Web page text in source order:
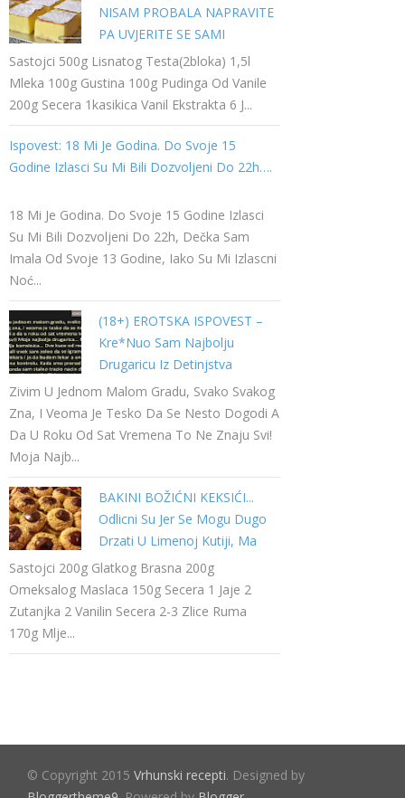
NISAM PROBALA NAPRAVITE
PA UVJERITE SE SAMI
Sastojci 500g Lisnatog Testa(2bloka) 1,5l
Mleka 100g Gustina 100g Pudinga Od Vanile
200g Secera 1kasikica Vanil Ekstrakta 6 J...
Ispovest: 18 Mi Je Godina. Do Svoje 15
Godine Izlasci Su Mi Bili Dozvoljeni Do 22h….
18 Mi Je Godina. Do Svoje 15 Godine Izlasci
Su Mi Bili Dozvoljeni Do 22h, Dečka Sam
Imala Od Svoje 13 Godine, Iako Su Mi Izlascni
Noć...
(18+) EROTSKA ISPOVEST –
Kre*nuo Sam Najbolju
Drugaricu Iz Detinjstva
Zivim U Jednom Malom Gradu, Svako Svakog
Zna, I Veoma Je Tesko Da Se Nesto Dogodi A
Da U Roku Od Sat Vremena To Ne Znaju Svi!
Moja Najb...
BAKINI BOŽIĆNI KEKSIĆI...
Odlicni Su Jer Se Mogu Dugo
Drzati U Limenoj Kutiji, Ma
Bas Pravi Bozicni Keksici
Sastojci 200g Glatkog Brasna 200g
Omeksalog Maslaca 150g Secera 1 Jaje 2
Zutanjka 2 Vanilin Secera 2-3 Zlice Ruma
170g Mlje...
© Copyright 2015 Vrhunski recepti. Designed by